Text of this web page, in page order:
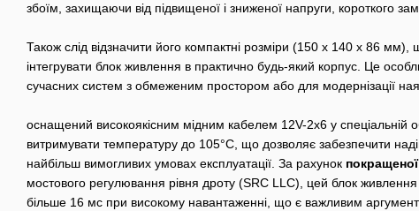
збоїм, захищаючи від підвищеної і зниженої напруги, короткого
Також слід відзначити його компактні розміри (150 х 140 х 86 мм),
інтегрувати блок живлення в практично будь-який корпус. Це
сучасних систем з обмеженим простором або для модернізації
оснащений високоякісним мідним кабелем 12V-2x6 у спеціальній
витримувати температуру до 105°C, що дозволяє забезпечити
найбільш вимогливих умовах експлуатації. За рахунок покращеної
мостового регулювання рівня дроту (SRC LLC), цей блок
більше 16 мс при високому навантаженні, що є важливим